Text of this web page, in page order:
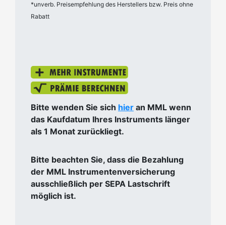
*unverb. Preisempfehlung des Herstellers bzw. Preis ohne
Rabatt
Bitte wenden Sie sich hier an MML wenn
das Kaufdatum Ihres Instruments länger
als 1 Monat zurückliegt.
Bitte beachten Sie, dass die Bezahlung
der MML Instrumentenversicherung
ausschließlich per SEPA Lastschrift
möglich ist.